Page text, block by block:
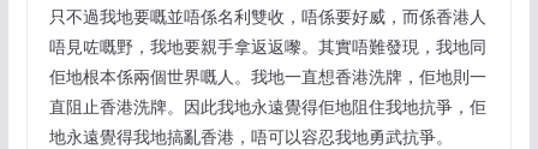
只不過我地要嘅並唔係名利雙收，唔係要好威，而係香港人
唔見咗嘅野，我地要親手拿返返嚟。其實唔難發現，我地同
佢地根本係兩個世界嘅人。我地一直想香港洗牌，佢地則一
直阻止香港洗牌。因此我地永遠覺得佢地阻住我地抗爭，佢
地永遠覺得我地搞亂香港，唔可以容忍我地勇武抗爭。